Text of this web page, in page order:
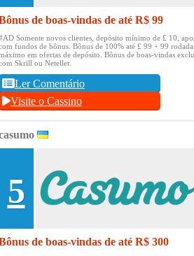
de boas-vindas de até R$ 99
Somente novos clientes, depósito mínimo de £ 10,
fundos de bônus. Bônus de 100% até £ 99 + 99
em ofertas de depósito. Bônus de boas-vindas
Skrill ou Neteller.
Ler Comentário
Visite o Cassino
5
de boas-vindas de até R$ 300